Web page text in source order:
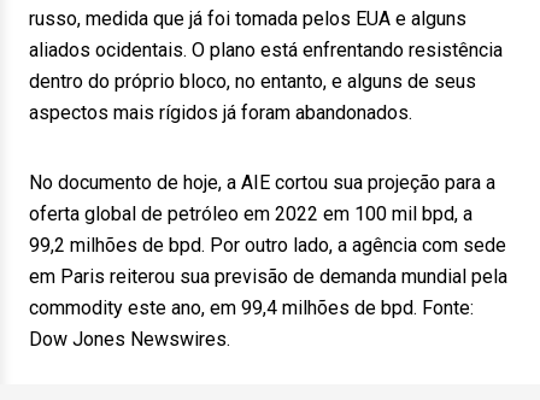
russo, medida que já foi tomada pelos EUA e alguns
aliados ocidentais. O plano está enfrentando resistência
dentro do próprio bloco, no entanto, e alguns de seus
aspectos mais rígidos já foram abandonados.
No documento de hoje, a AIE cortou sua projeção para a
oferta global de petróleo em 2022 em 100 mil bpd, a
99,2 milhões de bpd. Por outro lado, a agência com sede
em Paris reiterou sua previsão de demanda mundial pela
commodity este ano, em 99,4 milhões de bpd. Fonte:
Dow Jones Newswires.